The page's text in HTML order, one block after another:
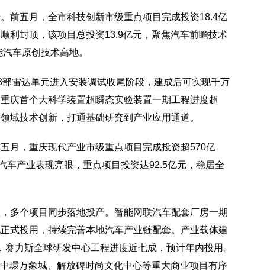
前五月，全市科技创新市级重点项目完成投资18.4亿
利封顶，该项目总投资13.9亿元，聚焦汽车前瞻技术
车原创技术高地。
雷达单元进入安装调试收尾阶段，建成后可实现千万
庆首个大科学装置超瞬态实验装置一期工程进度超
域技术创新，打通基础研究到产业应用通道。
月，重庆现代产业市级重点项目完成投资超570亿
车产业表现亮眼，重点项目投资达92.5亿元，稳居全
多个项目同步落地投产。智能网联汽车配套厂房一期
式投用，持续完善本地汽车产业链配套。产业载体建
力斯全球研发中心工程进度近七成，预计年内投用。
環万象城、解放碑时尚文化中心等重大商业项目有序